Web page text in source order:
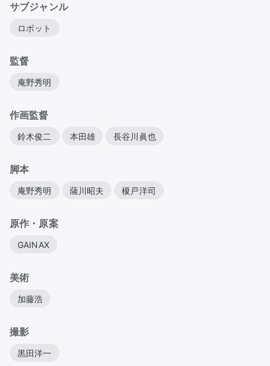
サブジャンル
ロボット
監督
庵野秀明
作画監督
鈴木俊二 本田雄 長谷川眞也
脚本
庵野秀明 薩川昭夫 榎戸洋司
原作・原案
GAINAX
美術
加藤浩
撮影
黒田洋一